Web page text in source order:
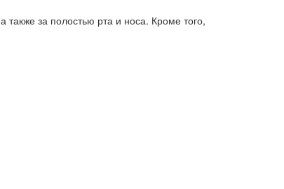
за полостью рта и носа. Кроме того,